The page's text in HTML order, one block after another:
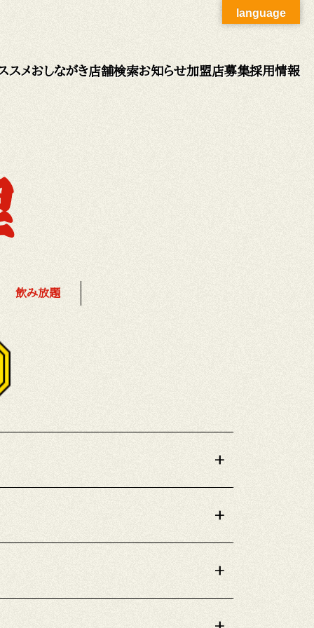
スメおしながき店舗検索お知らせ加盟店募集採用情報
飲み放題
+
+
+
language